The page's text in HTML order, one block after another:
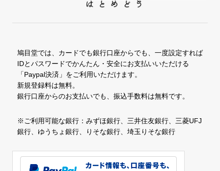
鳩目堂では、カードでも銀行口座からでも、一度設定すれば
IDとパスワードでかんたん・安全にお支払いいただける
「Paypal決済」をご利用いただけます。
新規登録料は無料。
銀行口座からのお支払いでも、振込手数料は無料です。
※ご利用可能な銀行：みずほ銀行、三井住友銀行、三菱UFJ
銀行、ゆうちょ銀行、りそな銀行、埼玉りそな銀行